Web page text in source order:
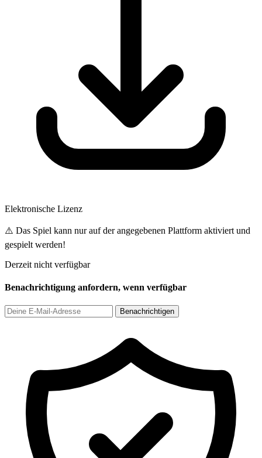
Elektronische Lizenz
⚠️ Das Spiel kann nur auf der angegebenen Plattform aktiviert und
gespielt werden!
Derzeit nicht verfügbar
Benachrichtigung anfordern, wenn verfügbar
Benachrichtigen